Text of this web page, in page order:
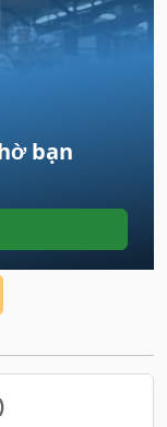
bạn